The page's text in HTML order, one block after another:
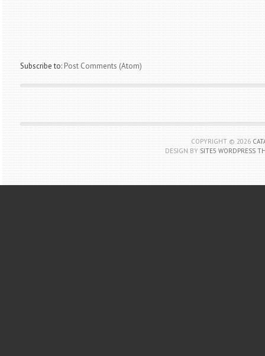
Subscribe to: Post Comments (Atom)
COPYRIGHT © 2026
DESIGN BY SITE5 WORDPRESS